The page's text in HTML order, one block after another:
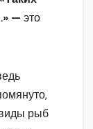
— это
рыб